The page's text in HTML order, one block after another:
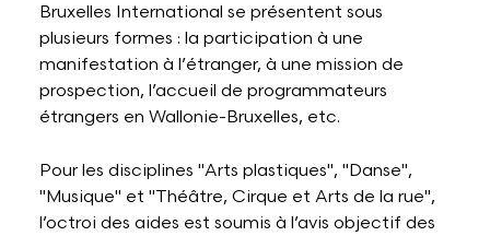
Bruxelles International se présentent sous
plusieurs formes : la participation à une
manifestation à l’étranger, à une mission de
prospection, l’accueil de programmateurs
étrangers en Wallonie-Bruxelles, etc.
Pour les disciplines "Arts plastiques", "Danse",
"Musique" et "Théâtre, Cirque et Arts de la rue",
l’octroi des aides est soumis à l’avis objectif des
Théâtre, Cirque et Arts de la rue,
Humour